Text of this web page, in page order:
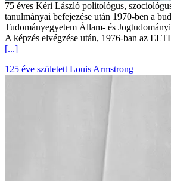
75 éves Kéri László politológus,
tanulmányai befejezése után 1970-ben a
Tudományegyetem Állam- és
A képzés elvégzése után, 1976-ban az
[...]
125 éve született Louis Armstrong